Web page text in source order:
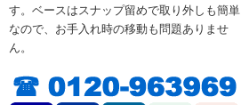
す。ベースはスナップ留めで取り外しも簡単
なので、お手入れ時の移動も問題ありませ
ん。